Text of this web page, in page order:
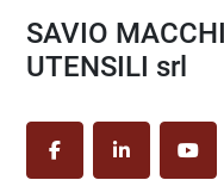
SAVIO MACCHINE
UTENSILI srl
facebooklinkedin